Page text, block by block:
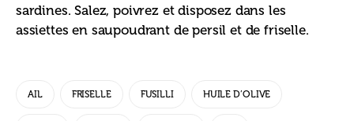
sardines. Salez, poivrez et disposez dans les
assiettes en saupoudrant de persil et de friselle.
AIL FRISELLE FUSILLI HUILE D’OLIVE